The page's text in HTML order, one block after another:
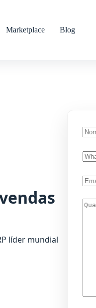
Marketplace Blog
líder mundial